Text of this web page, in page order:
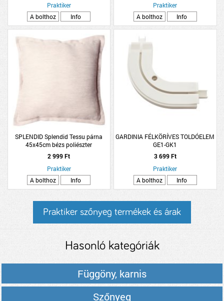
Praktiker
A bolthoz
Info
Praktiker
A bolthoz
Info
SPLENDID Splendid Tessu párna
45x45cm bézs poliészter
2 999 Ft
Praktiker
A bolthoz
Info
GARDINIA FÉLKÖRÍVES TOLDÓELEM
GE1-GK1
3 699 Ft
Praktiker
A bolthoz
Info
Praktiker szőnyeg termékek és árak
Hasonló kategóriák
Függöny, karnis
Szőnyeg